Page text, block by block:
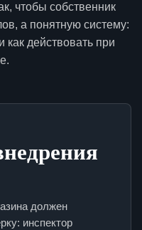
чтобы собственник
а понятную систему:
как действовать при
должен
инспектор